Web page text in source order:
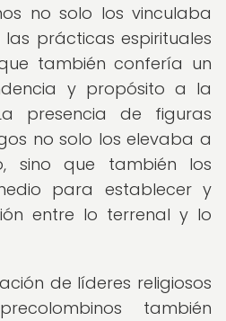
no solo los vinculaba
prácticas espirituales
también confería un
y propósito a la
presencia de figuras
no solo los elevaba a
sino que también los
para establecer y
entre lo terrenal y lo
de líderes religiosos
también